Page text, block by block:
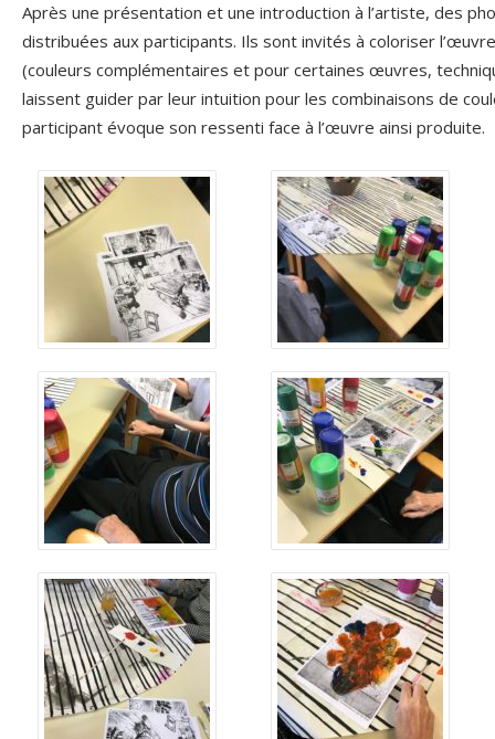
Après une présentation et une introduction à l’artiste, des
distribuées aux participants. Ils sont invités à coloriser
(couleurs complémentaires et pour certaines œuvres,
laissent guider par leur intuition pour les combinaisons de
participant évoque son ressenti face à l’œuvre ainsi produite.